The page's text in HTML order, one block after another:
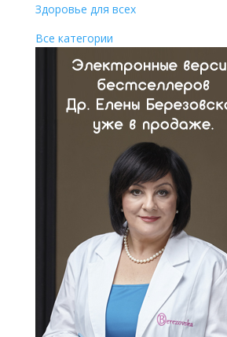
Здоровье для всех
Все категории